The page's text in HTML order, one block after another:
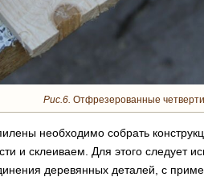
Рис.6. Отфрезерованные
необходимо собрать
и склеиваем. Для этого следует
деревянных деталей, с